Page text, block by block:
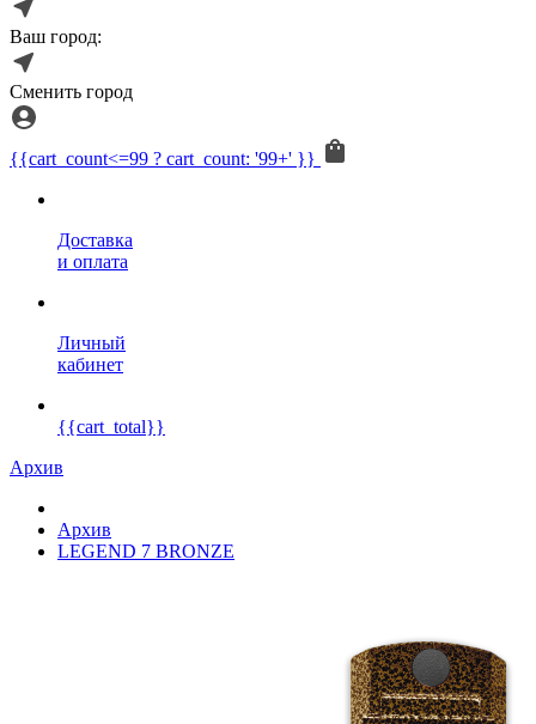
Ваш город:
Сменить город
{{cart_count<=99 ? cart_count: '99+' }}
Доставка
и оплата
Личный
кабинет
{{cart_total}}
Архив
Архив
LEGEND 7 BRONZE